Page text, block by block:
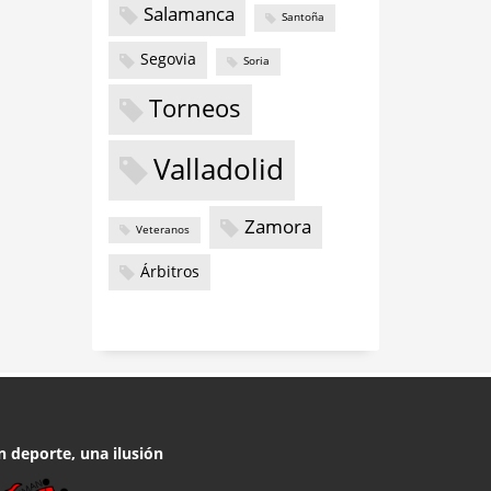
Salamanca Santoña
Segovia Soria
Torneos
Valladolid
Veteranos Zamora
Árbitros
deporte, una ilusión